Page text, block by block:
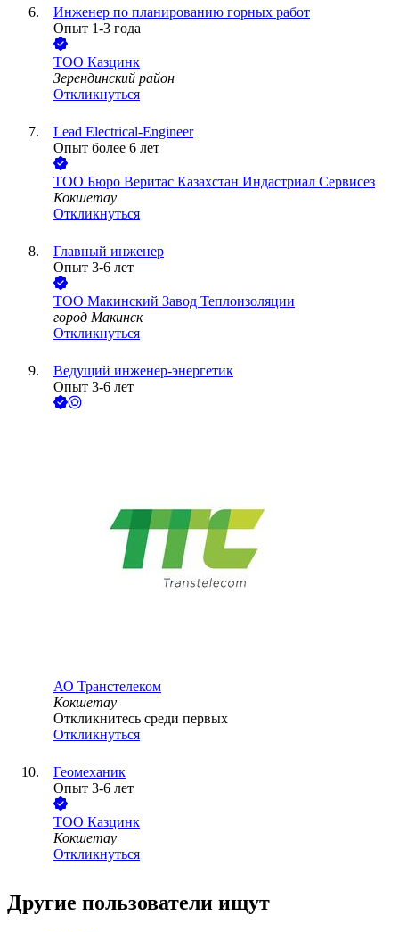
Инженер по планированию горных работ
Опыт 1-3 года
ТОО Казцинк
Зерендинский район
Откликнуться
Lead Electrical-Engineer
Опыт более 6 лет
ТОО Бюро Веритас Казахстан Индастриал Сервисез
Кокшетау
Откликнуться
Главный инженер
Опыт 3-6 лет
ТОО Макинский Завод Теплоизоляции
город Макинск
Откликнуться
Ведущий инженер-энергетик
Опыт 3-6 лет
АО Транстелеком
Кокшетау
Откликнитесь среди первых
Откликнуться
Геомеханик
Опыт 3-6 лет
ТОО Казцинк
Кокшетау
Откликнуться
Другие пользователи ищут